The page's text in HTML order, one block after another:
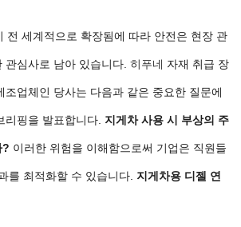
전 세계적으로 확장됨에 따라 안전은 현장 관
관심사로 남아 있습니다. 히푸네 자재 취급 장
조업체인 당사는 다음과 같은 중요한 질문에
핑을 발표합니다. 지게차 사용 시 부상의 주
? 이러한 위험을 이해함으로써 기업은 직원들
를 최적화할 수 있습니다. 지게차용 디젤 연